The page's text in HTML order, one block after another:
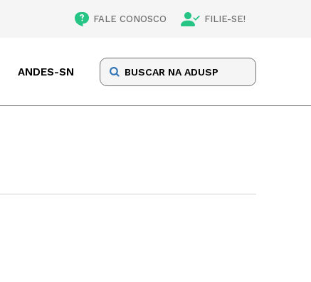
FALE CONOSCO FILIE-SE!
ANDES-SN